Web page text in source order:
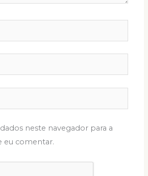
neste navegador para a
eu comentar.